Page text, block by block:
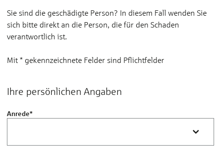
Sie sind die geschädigte Person? In diesem Fall wenden Sie
sich bitte direkt an die Person, die für den Schaden
verantwortlich ist.
Mit * gekennzeichnete Felder sind Pflichtfelder
Ihre persönlichen Angaben
Anrede*